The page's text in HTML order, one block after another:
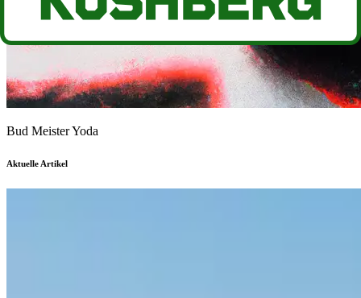
Bud Meister Yoda
Aktuelle Artikel